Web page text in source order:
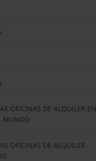
OFICINAS DE ALQUILER EN
MUNDO
OFICINAS DE ALQUILER